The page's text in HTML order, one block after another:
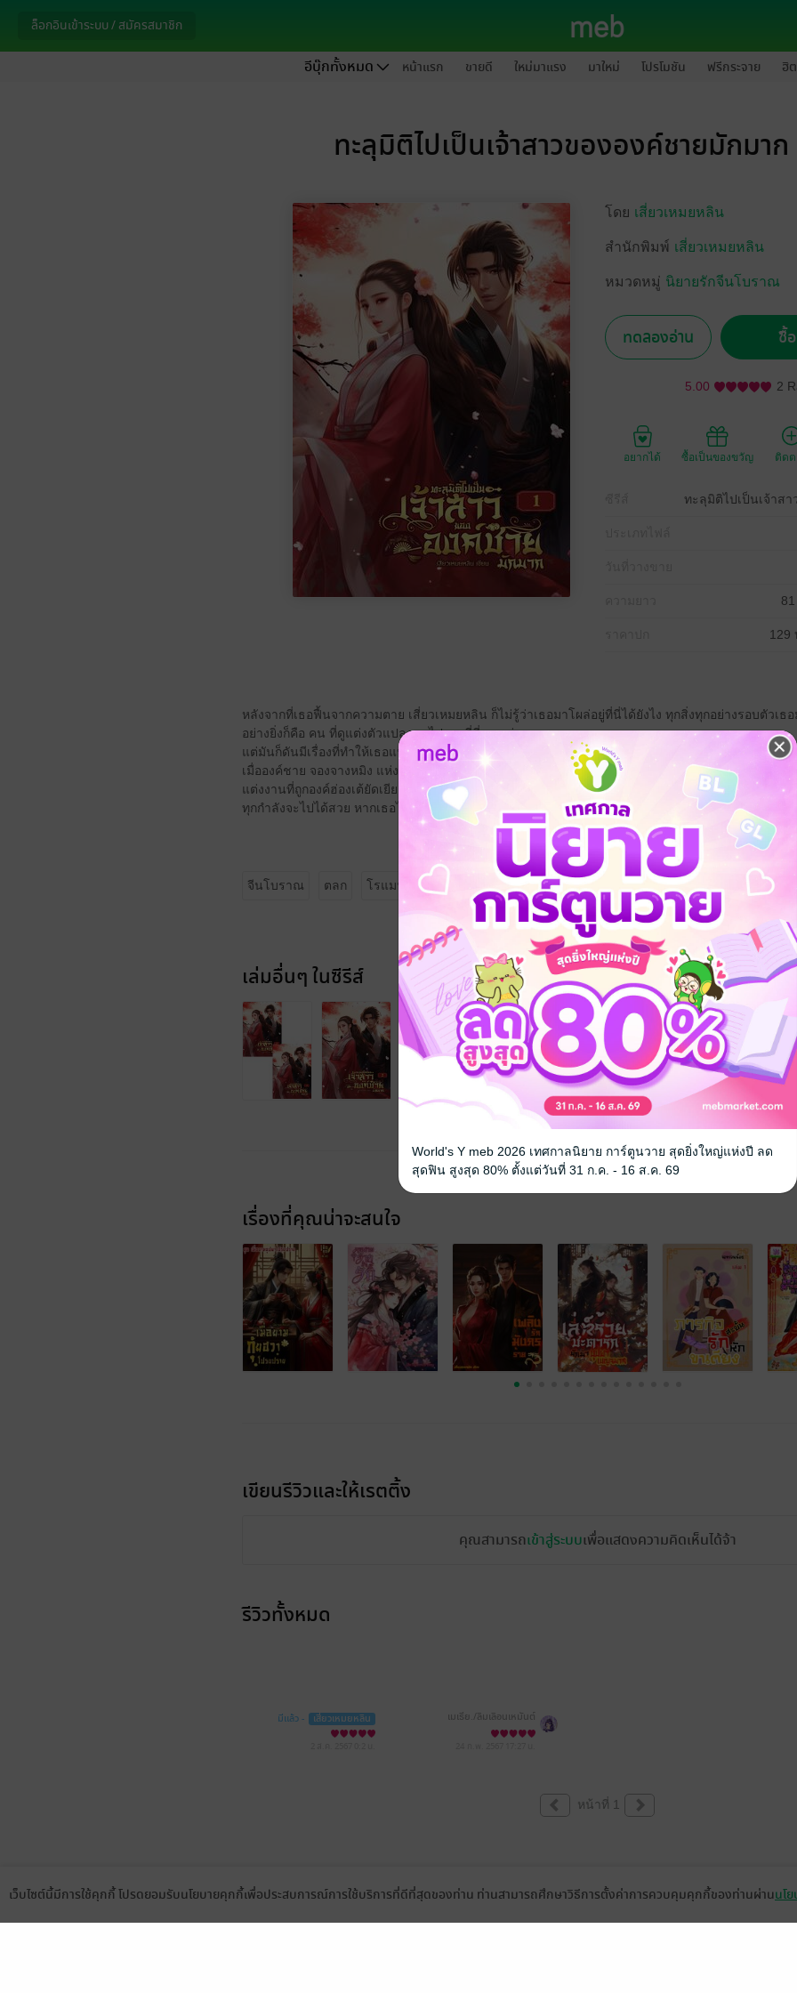
ล็อกอินเข้าระบบ / สมัครสมาชิก
อีบุ๊กทั้งหมด หน้าแรก ขายดี ใหม่มาแรง มาใหม่ โปรโมชัน ฟรีกระจาย ฮิ
ทะลุมิติไปเป็นเจ้าสาวขององค์ชายมักมาก
โดย เสี่ยวเหมยหลิน
สำนักพิมพ์ เสี่ยวเหมยหลิน
หมวดหมู่ นิยายรักจีนโบราณ
ทดลองอ่าน ซื้
5.00 2
อยากได้ ซื้อเป็นของขวัญ ติด
ทะลุมิติไปเป็นเจ้าส
129
หลังจากที่เธอฟื้นจากความตาย เสี่ยวเหมยหลิน ก็ไม่รู้ว่าเธอมาโผล่อยู่ที่นี่ได้ยังไง ทุกสิ่งทุกอย่างรอบตัวเ
อย่างยิ่งก็คือ คน ที่ดูแต่งตัวแปลกตาไปจากที่ที่เธออยู่
แต่มันก็ดันมีเรื่องที่ทำให้เธอแปลกใจและตกใจมากยิ่งขึ้นไปอีก
เมื่อองค์ชาย จองจางหมิง แห่งแคว้นหวางฉาย ที่มีพระสนมมากเสียจนจะล้นแคว้นอยู่แล้ว แต่กลับคว้าเอา
แต่งงานที่ถูกองค์ฮ่องเต้ยัดเยียดให้
ทุกกำลังจะไปได้สวย หากเธอไม่ข้ามภพข้ามชาติมา
จีนโบราณ ตลก โรแมนติก โรมานซ์ ย้อนยุค/พีเรียด
เล่มอื่นๆ ในซีรีส์
เรื่องที่คุณน่าจะสนใจ
เขียนรีวิวและให้เรตติ้ง
คุณสามารถเข้าสู่ระบบเพื่อแสดงความคิดเห็นได้จ้า
รีวิวทั้งหมด
มีแล้ว - เสี่ยวเหมยหลิน เมเธีย./ลืมเลือน​เหมันต์​
หน้าที่ 1
เว็บไซต์นี้มีการใช้คุกกี้ โปรดยอมรับนโยบายคุกกี้เพื่อประสบการณ์การใช้บริการที่ดีที่สุดของท่าน ท่านสามารถศึกษาวิธีการตั้งค่าการควบคุมคุกกี้ของท่านผ่านนโ
World's Y meb 2026 เทศกาลนิยาย การ์ตูนวาย สุดยิ่งใหญ่แห่งปี ลด
สุดฟิน สูงสุด 80% ตั้งแต่วันที่ 31 ก.ค. - 16 ส.ค. 69